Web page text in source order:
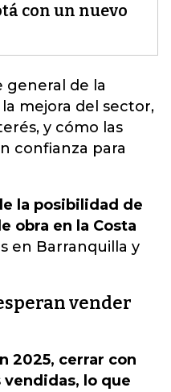
con un nuevo
general de la
mejora del sector,
y cómo las
confianza para
la posibilidad de
obra en la Costa
en Barranquilla y
vender
2025, cerrar con
vendidas, lo que